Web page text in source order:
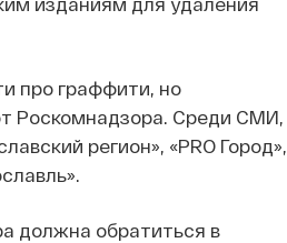
про граффити, но
Роскомнадзора. Среди СМИ,
регион», «PRO Город»,
должна обратиться в